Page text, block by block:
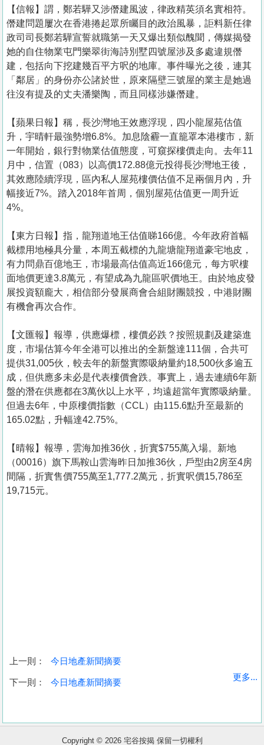
收
盤
【信報】謂，鄭若驊又涉僭建風波，律政精英須名實相符。
僭建問題屢次在香港捲起眾所矚目的政治風暴，詎料新任律
政司司長鄭若驊宣誓就職第一天又爆出類似醜聞，傳媒揭發
她的自住物業屯門樂翠街海詩別墅四號屋涉及多處違規僭
建，包括向下挖建幾百平方呎的地庫。事件曝光之後，連其
「鄰居」的身份亦公諸於世，原來隔壁三號屋的業主是她過
往沒有提及的丈夫潘樂陶，而且同樣涉嫌僭建。
【蘋果日報】稱，長沙灣地王效應浮現，四小龍屋苑估值
升，宇晴軒最強勢增6.8%。加息陰霾一直籠罩本港樓市，新
一年開始，銀行對物業估值態度，可窺探樓價走向。去年11
月中，信置（083）以高價172.88億元投得長沙灣地王後，
其效應陸續浮現，區內私人屋苑樓價估值不足兩個月內，升
幅接近7%。踏入2018年首周，個別屋苑估值更一周升近
4%。
【東方日報】指，龍翔道地王估值睇166億。今年政府首幅
截標用地極具分量，本周五截標的九龍塘龍翔道豪宅地皮，
有力問鼎百億地王，市場最高估值高近166億元，每方呎樓
面地價更達3.8萬元，有望成為九龍區呎價地王。由於地皮發
展投資額龐大，相信部分發展商會合組財團競投，中港財團
有機會再次合作。
【文匯報】報導，供應爆標，樓價必跌？按照規劃及建築進
度，市場估算今年全港可以推出的全新盤達111個，合共可
提供31,005伙，較去年的新盤實際吸納量約18,500伙多逾五
成，但供應多未必是代表樓價會跌。事實上，過去連續6年新
盤的潛在供應都在3萬伙以上水平，均遠超當年實際吸納量。
但過去6年，中原樓價指數（CCL）由115.6點升至最新的
165.02點，升幅達42.75%。
【晴報】報導，雲海加推36伙，折實$755萬入場。新地
（00016）旗下馬鞍山雲海昨日加推36伙，戶型由2房至4房
間隔，折實售價755萬至1,777.2萬元，折實呎價15,786至
19,715元。
上一則： 今日地產新聞摘要
下一則： 今日地產新聞摘要
更多...
Copyright © 2026 宅谷按揭 保留一切權利